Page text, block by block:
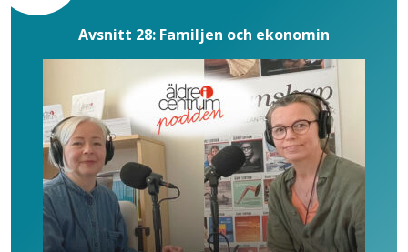
Avsnitt 28: Familjen och ekonomin